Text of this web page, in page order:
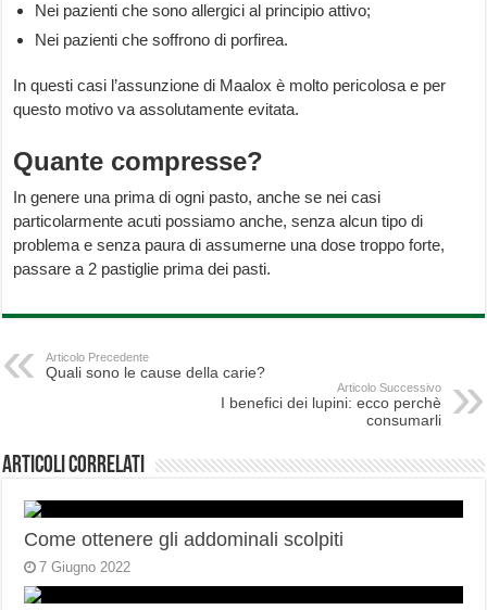
Nei pazienti che sono allergici al principio attivo;
Nei pazienti che soffrono di porfirea.
In questi casi l’assunzione di Maalox è molto pericolosa e per
questo motivo va assolutamente evitata.
Quante compresse?
In genere una prima di ogni pasto, anche se nei casi
particolarmente acuti possiamo anche, senza alcun tipo di
problema e senza paura di assumerne una dose troppo forte,
passare a 2 pastiglie prima dei pasti.
Articolo Precedente
Quali sono le cause della carie?
Articolo Successivo
I benefici dei lupini: ecco perchè
consumarli
Articoli correlati
Come ottenere gli addominali scolpiti
7 Giugno 2022